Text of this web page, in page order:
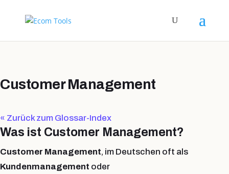
Customer Management
« Zurück zum Glossar-Index
Was ist Customer Management?
Customer Management, im Deutschen oft als
Kundenmanagement oder